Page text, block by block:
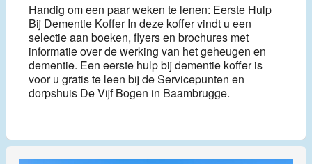
Handig om een paar weken te lenen: Eerste Hulp
Bij Dementie Koffer In deze koffer vindt u een
selectie aan boeken, flyers en brochures met
informatie over de werking van het geheugen en
dementie. Een eerste hulp bij dementie koffer is
voor u gratis te leen bij de Servicepunten en
dorpshuis De Vijf Bogen in Baambrugge.